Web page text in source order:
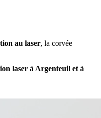
au laser, la corvée
laser à Argenteuil et à